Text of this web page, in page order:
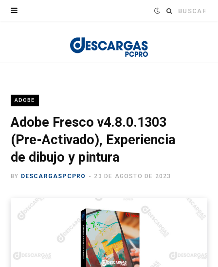
Buscar:
ADOBE
Adobe Fresco v4.8.0.1303
(Pre-Activado), Experiencia
de dibujo y pintura
BY DESCARGASPCPRO 23 DE AGOSTO DE 2023